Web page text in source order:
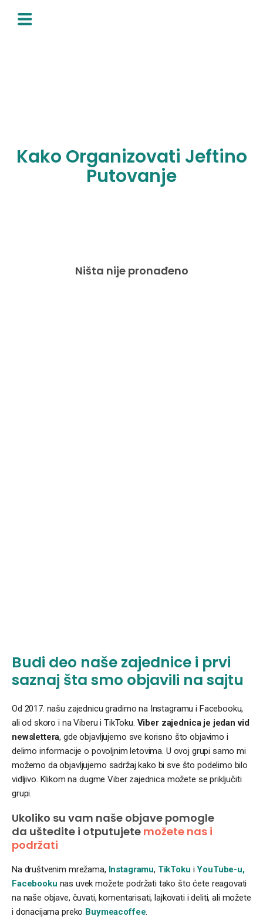
content
Kako Organizovati Jeftino
Putovanje
Ništa nije pronađeno
Budi deo naše zajednice i prvi
saznaj šta smo objavili na sajtu
Od 2017. našu zajednicu gradimo na Instagramu i Facebooku,
ali od skoro i na Viberu i TikToku. Viber zajednica je jedan vid
newslettera, gde objavljujemo sve korisno što objavimo i
delimo informacije o povoljnim letovima. U ovoj grupi samo mi
možemo da objavljujemo sadržaj kako bi sve što podelimo bilo
vidljivo. Klikom na dugme Viber zajednica možete se priključiti
grupi.
Ukoliko su vam naše objave pomogle
da uštedite i otputujete možete nas i
podržati
Na društvenim mrežama, Instagramu, TikToku iYouTube-u,
Facebooku nas uvek možete podržati tako što ćete reagovati
na naše objave, čuvati, komentarisati, lajkovati i deliti, ali možete
i donacijama preko Buymeacoffee